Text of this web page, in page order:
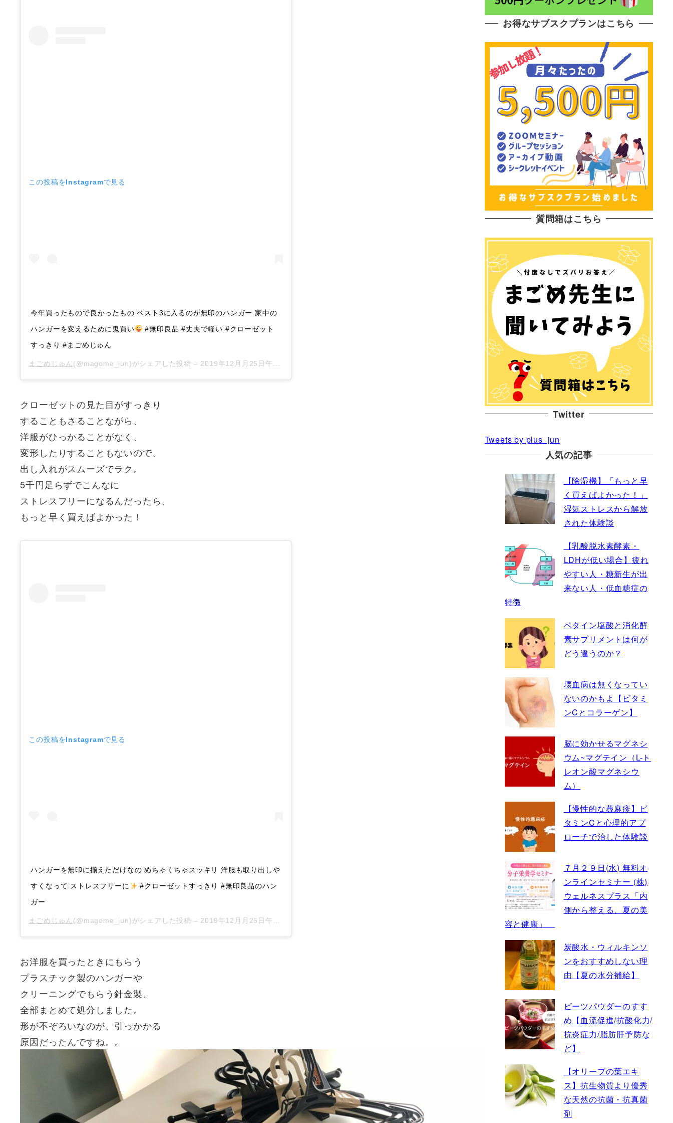
この投稿をInstagramで見る
今年買ったもので良かったもの ベスト3に入るのが無印のハンガー 家中の
ハンガーを変えるために鬼買い
#無印良品 #丈夫で軽い #クローゼット
すっきり #まごめじゅん
まごめじゅん(@magome_jun)がシェアした投稿 – 2019年12月月25日午後9時09分PST
クローゼットの見た目がすっきり
することもさることながら、
洋服がひっかることがなく、
変形したりすることもないので、
出し入れがスムーズでラク。
5千円足らずでこんなに
ストレスフリーになるんだったら、
もっと早く買えばよかった！
この投稿をInstagramで見る
ハンガーを無印に揃えただけなの めちゃくちゃスッキリ 洋服も取り出しや
すくなって ストレスフリーに
#クローゼットすっきり #無印良品のハン
ガー
まごめじゅん(@magome_jun)がシェアした投稿 – 2019年12月月25日午後10時08分PST
お洋服を買ったときにもらう
プラスチック製のハンガーや
クリーニングでもらう針金製、
全部まとめて処分しました。
形が不ぞろいなのが、引っかかる
原因だったんですね。。
お得なサブスクプランはこちら
質問箱はこちら
Twitter
Tweets by plus_jun
人気の記事
【除湿機】「もっと早
く買えばよかった！」
湿気ストレスから解放
された体験談
【乳酸脱水素酵素・
LDHが低い場合】疲れ
やすい人・糖新生が出
来ない人・低血糖症の
特徴
ベタイン塩酸と消化酵
素サプリメントは何が
どう違うのか？
壊血病は無くなってい
ないのかもよ【ビタミ
ンCとコラーゲン】
脳に効かせるマグネシ
ウム~マグテイン（L-ト
レオン酸マグネシウ
ム）
【慢性的な蕁麻疹】ビ
タミンCと心理的アプ
ローチで治した体験談
７月２９日(水) 無料オ
ンラインセミナー (株)
ウェルネスプラス「内
側から整える、夏の美
容と健康」
炭酸水・ウィルキンソ
ンをおすすめしない理
由【夏の水分補給】
ビーツパウダーのすす
め【血流促進/抗酸化力/
抗炎症力/脂肪肝予防な
ど】
【オリーブの葉エキ
ス】抗生物質より優秀
な天然の抗菌・抗真菌
剤